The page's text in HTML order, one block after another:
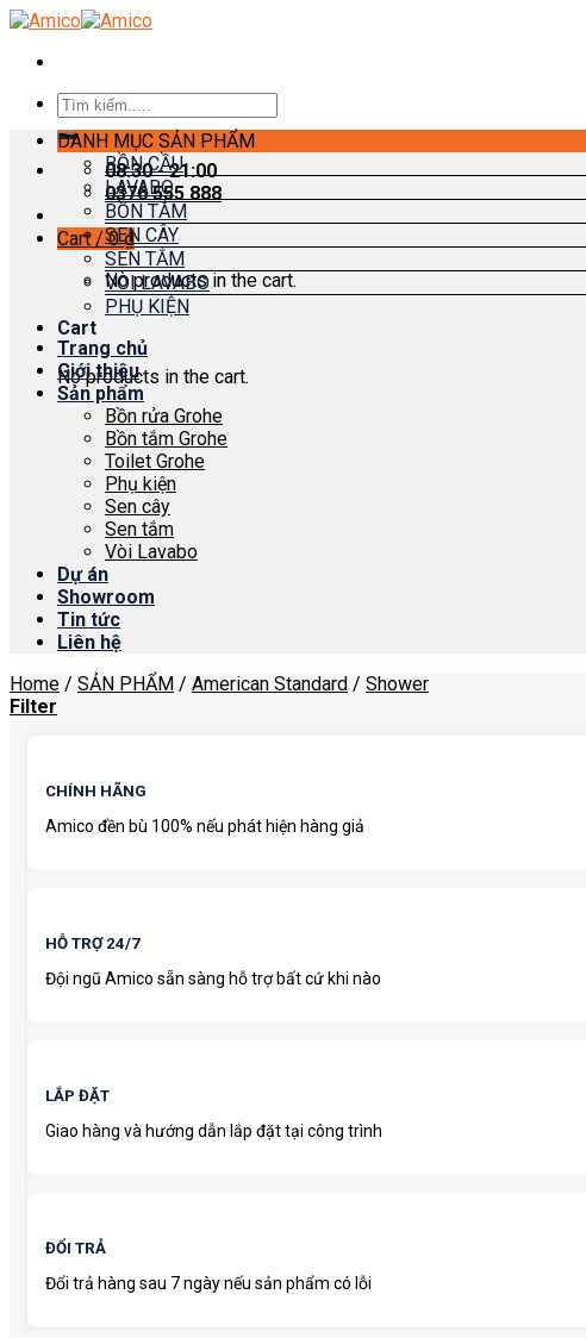
Skip
content
Search
for:
08:30 - 21:00
0376 555 888
Cart /0₫
No products in the cart.
Cart
No products in the cart.
DANH MỤC SẢN PHẨM
BỒN CẦU
LAVABO
BỒN TẮM
SEN CÂY
SEN TẮM
VÒI LAVABO
PHỤ KIỆN
Trang chủ
Giới thiệu
Sản phẩm
Bồn rửa Grohe
Bồn tắm Grohe
Toilet Grohe
Phụ kiện
Sen cây
Sen tắm
Vòi Lavabo
Dự án
Showroom
Tin tức
Liên hệ
Home / SẢN PHẨM / American Standard / Shower
Filter
CHÍNH HÃNG
Amico đền bù 100% nếu phát hiện hàng giả
HỖ TRỢ 24/7
Đội ngũ Amico sẵn sàng hỗ trợ bất cứ khi nào
LẮP ĐẶT
Giao hàng và hướng dẫn lắp đặt tại công trình
ĐỔI TRẢ
Đổi trả hàng sau 7 ngày nếu sản phẩm có lỗi